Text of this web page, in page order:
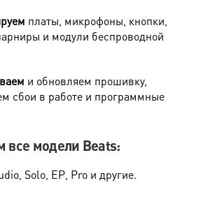
платы, микрофоны, кнопки,
и модули беспроводной
и обновляем прошивку,
сбои в работе и программные
все модели Beats:
Solo, EP, Pro и другие.